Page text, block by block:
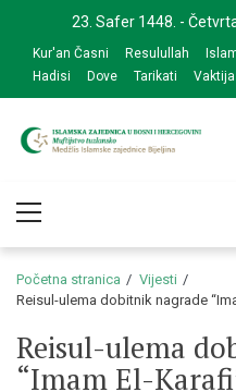
navigation
content
23. Safer 1448. -
Kur'an Časni Resulullah
Hadisi
Dove Tarikati Vaktija
Menu
Početna stranica
Vijesti
Reisul-ulema dobitnik nagrade
Reisul-ulema
“Imam El-